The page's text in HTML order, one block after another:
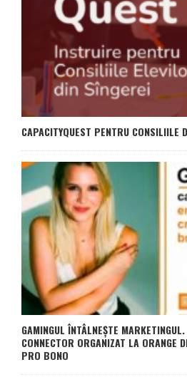
CAPACITYQUEST PENTRU CONSILIILE
GAMINGUL ÎNTÂLNEȘTE
CONNECTOR ORGANIZAT LA ORANGE
PRO BONO